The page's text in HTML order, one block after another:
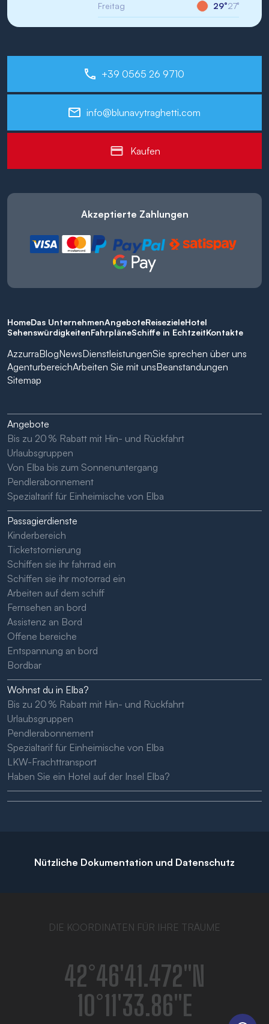
Freitag 29°27°
+39 0565 26 9710
info@blunavytraghetti.com
Kaufen
Akzeptierte Zahlungen
HomeDas UnternehmenAngeboteReisezieleHotel
SehenswürdigkeitenFahrpläneSchiffe in EchtzeitKontakte
AzzurraBlogNewsDienstleistungenSie sprechen über uns
AgenturbereichArbeiten Sie mit unsBeanstandungen
Sitemap
Angebote
Bis zu 20 % Rabatt mit Hin- und Rückfahrt
Urlaubsgruppen
Von Elba bis zum Sonnenuntergang
Pendlerabonnement
Spezialtarif für Einheimische von Elba
Passagierdienste
Kinderbereich
Ticketstornierung
Schiffen sie ihr fahrrad ein
Schiffen sie ihr motorrad ein
Arbeiten auf dem schiff
Fernsehen an bord
Assistenz an Bord
Offene bereiche
Entspannung an bord
Bordbar
Wohnst du in Elba?
Bis zu 20 % Rabatt mit Hin- und Rückfahrt
Urlaubsgruppen
Pendlerabonnement
Spezialtarif für Einheimische von Elba
LKW-Frachttransport
Haben Sie ein Hotel auf der Insel Elba?
Nützliche Dokumentation und Datenschutz
DIE KOORDINATEN FÜR IHRE TRÄUME
42°46′41.472″N
10°11′33.86″E